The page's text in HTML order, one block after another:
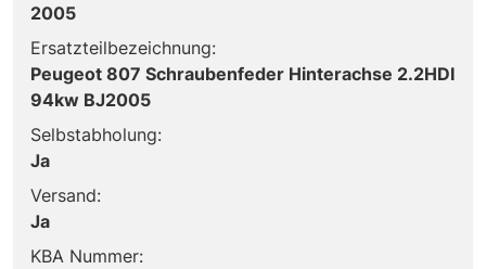
2005
Ersatzteilbezeichnung:
Peugeot 807 Schraubenfeder Hinterachse 2.2HDI
94kw BJ2005
Selbstabholung:
Ja
Versand:
Ja
KBA Nummer: